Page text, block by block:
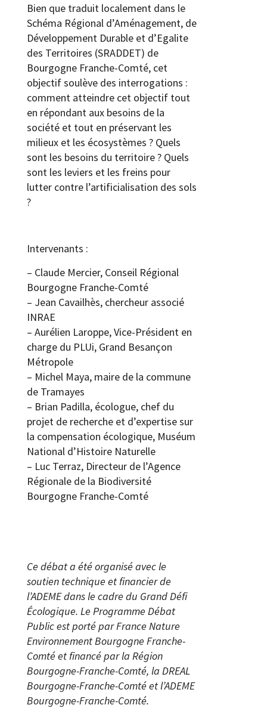
Bien que traduit localement dans le
Schéma Régional d’Aménagement, de
Développement Durable et d’Egalite
des Territoires (SRADDET) de
Bourgogne Franche-Comté, cet
objectif soulève des interrogations :
comment atteindre cet objectif tout
en répondant aux besoins de la
société et tout en préservant les
milieux et les écosystèmes ? Quels
sont les besoins du territoire ? Quels
sont les leviers et les freins pour
lutter contre l’artificialisation des sols
?
Intervenants :
– Claude Mercier, Conseil Régional
Bourgogne Franche-Comté
– Jean Cavailhès, chercheur associé
INRAE
– Aurélien Laroppe, Vice-Président en
charge du PLUi, Grand Besançon
Métropole
– Michel Maya, maire de la commune
de Tramayes
– Brian Padilla, écologue, chef du
projet de recherche et d’expertise sur
la compensation écologique, Muséum
National d’Histoire Naturelle
– Luc Terraz, Directeur de l’Agence
Régionale de la Biodiversité
Bourgogne Franche-Comté
Ce débat a été organisé avec le
soutien technique et financier de
l’ADEME dans le cadre du Grand Défi
Écologique. Le Programme Débat
Public est porté par France Nature
Environnement Bourgogne Franche-
Comté et financé par la Région
Bourgogne-Franche-Comté, la DREAL
Bourgogne-Franche-Comté et l’ADEME
Bourgogne-Franche-Comté.